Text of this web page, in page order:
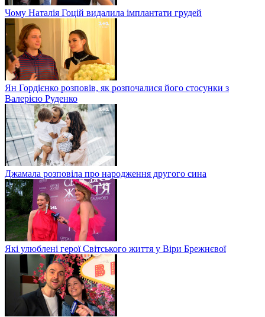
Чому Наталія Гоцій видалила імплантати грудей
Ян Гордієнко розповів, як розпочалися його стосунки з
Валерією Руденко
Джамала розповіла про народження другого сина
Які улюблені герої Світського життя у Віри Брежнєвої